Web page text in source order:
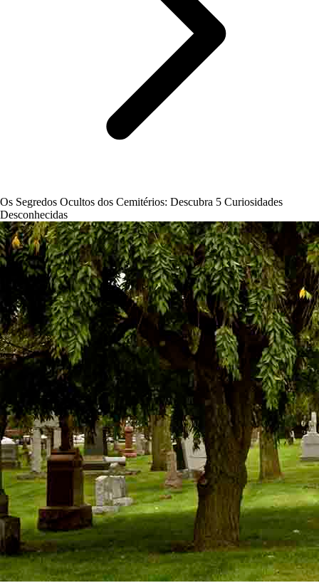
Os Segredos Ocultos dos Cemitérios: Descubra 5 Curiosidades
Desconhecidas